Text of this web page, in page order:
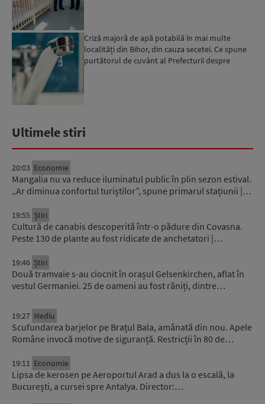
Criză majoră de apă potabilă în mai multe
localități din Bihor, din cauza secetei. Ce spune
purtătorul de cuvânt al Prefecturii despre
Ultimele stiri
20:03 Economie
Mangalia nu va reduce iluminatul public în plin sezon estival.
„Ar diminua confortul turiștilor”, spune primarul stațiunii |…
19:55 Știri
Cultură de canabis descoperită într-o pădure din Covasna.
Peste 130 de plante au fost ridicate de anchetatori |…
19:46 Știri
Două tramvaie s-au ciocnit în orașul Gelsenkirchen, aflat în
vestul Germaniei. 25 de oameni au fost răniți, dintre…
19:27 Mediu
Scufundarea barjelor pe Brațul Bala, amânată din nou. Apele
Române invocă motive de siguranță. Restricții în 80 de…
19:11 Economie
Lipsa de kerosen pe Aeroportul Arad a dus la o escală, la
București, a cursei spre Antalya. Director:…